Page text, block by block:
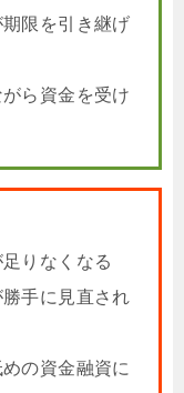
限を引き継げ
ら資金を受け
りなくなる
手に見直され
の資金融資に